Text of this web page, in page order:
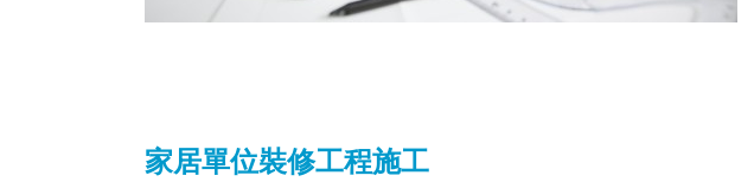
家居單位裝修工程施工